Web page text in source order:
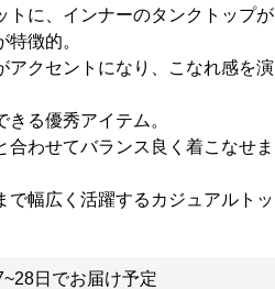
トに、インナーのタンクトップが
徴的。
アクセントになり、こなれ感を演
る優秀アイテム。
わせてバランス良く着こなせま
幅広く活躍するカジュアルトッ
日でお届け予定